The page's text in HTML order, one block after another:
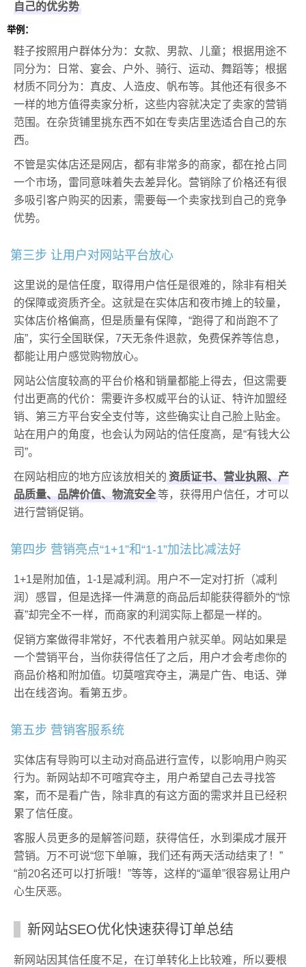
自己的优劣势
举例：
鞋子按照用户群体分为：女款、男款、儿童；根据用途不
同分为：日常、宴会、户外、骑行、运动、舞蹈等；根据
材质不同分为：真皮、人造皮、帆布等。其他还有很多不
一样的地方值得卖家分析，这些内容就决定了卖家的营销
范围。在杂货铺里挑东西不如在专卖店里选适合自己的东
西。
不管是实体店还是网店，都有非常多的商家，都在抢占同
一个市场，雷同意味着失去差异化。营销除了价格还有很
多吸引客户购买的因素，需要每一个卖家找到自己的竞争
优势。
第三步 让用户对网站平台放心
这里说的是信任度，取得用户信任是很难的，除非有相关
的保障或资质齐全。这就是在实体店和夜市摊上的较量，
实体店价格偏高，但是质量有保障，“跑得了和尚跑不了
庙”，实行全国联保，7天无条件退款，免费保养等信息，
都能让用户感觉购物放心。
网站公信度较高的平台价格和销量都能上得去，但这需要
付出更高的代价：需要许多权威平台的认证、特许加盟经
销、第三方平台安全支付等，这些确实让自己脸上贴金。
站在用户的角度，也会认为网站的信任度高，是“有钱大公
司”。
在网站相应的地方应该放相关的 资质证书、营业执照、产
品质量、品牌价值、物流安全等，获得用户信任，才可以
进行营销促销。
第四步 营销亮点“1+1”和“1-1”加法比减法好
1+1是附加值，1-1是减利润。用户不一定对打折（减利
润）感冒，但是选择一件满意的商品后却能获得额外的“惊
喜”却完全不一样，而商家的利润实际上都是一样的。
促销方案做得非常好，不代表着用户就买单。网站如果是
一个营销平台，当你获得信任了之后，用户才会考虑你的
商品价格和附加值。切莫喧宾夺主，满是广告、电话、弹
出在线咨询。看第五步。
第五步 营销客服系统
实体店有导购可以主动对商品进行宣传，以影响用户购买
行为。新网站却不可喧宾夺主，用户希望自己去寻找答
案，而不是看广告，除非真的有这方面的需求并且已经积
累了信任度。
客服人员更多的是解答问题，获得信任，水到渠成才展开
营销。万不可说“您下单嘛，我们还有两天活动结束了！”
“前20名还可以打折哦！”等等，这样的“逼单”很容易让用户
心生厌恶。
新网站SEO优化快速获得订单总结
新网站因其信任度不足，在订单转化上比较难，所以要根